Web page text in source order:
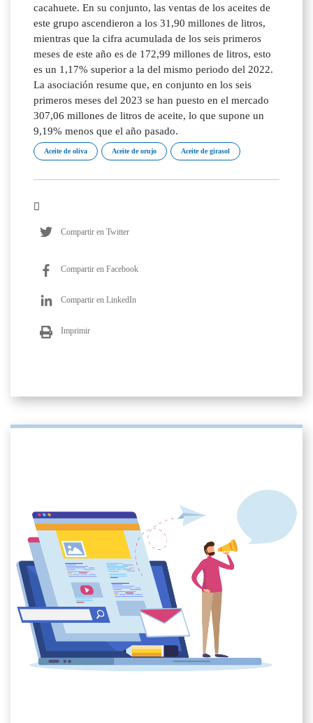
cacahuete. En su conjunto, las ventas de los aceites de
este grupo ascendieron a los 31,90 millones de litros,
mientras que la cifra acumulada de los seis primeros
meses de este año es de 172,99 millones de litros, esto
es un 1,17% superior a la del mismo periodo del 2022.
La asociación resume que, en conjunto en los seis
primeros meses del 2023 se han puesto en el mercado
307,06 millones de litros de aceite, lo que supone un
9,19% menos que el año pasado.
Aceite de oliva Aceite de orujo Aceite de girasol
Compartir en Twitter
Compartir en Facebook
Compartir en LinkedIn
Imprimir